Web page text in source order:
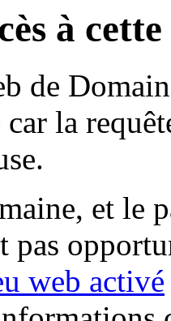
à
de
car la
et le
pas
web activé